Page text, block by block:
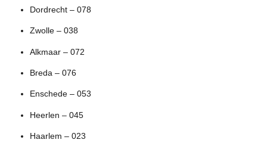
Dordrecht – 078
Zwolle – 038
Alkmaar – 072
Breda – 076
Enschede – 053
Heerlen – 045
Haarlem – 023